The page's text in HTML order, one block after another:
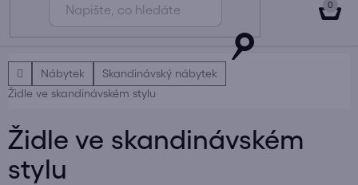
DomůNábytek
Skandinávský nábytek
Židle ve skandinávském stylu
Židle ve skandinávském
stylu